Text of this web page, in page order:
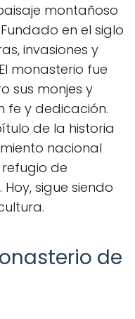
montañoso
en el siglo
invasiones y
monasterio fue
sus monjes y
fe y dedicación.
de la historia
nacional
de
sigue siendo
de